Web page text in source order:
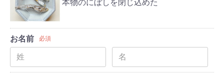
本物のにぼしを閉じ込めた
お名前 必須